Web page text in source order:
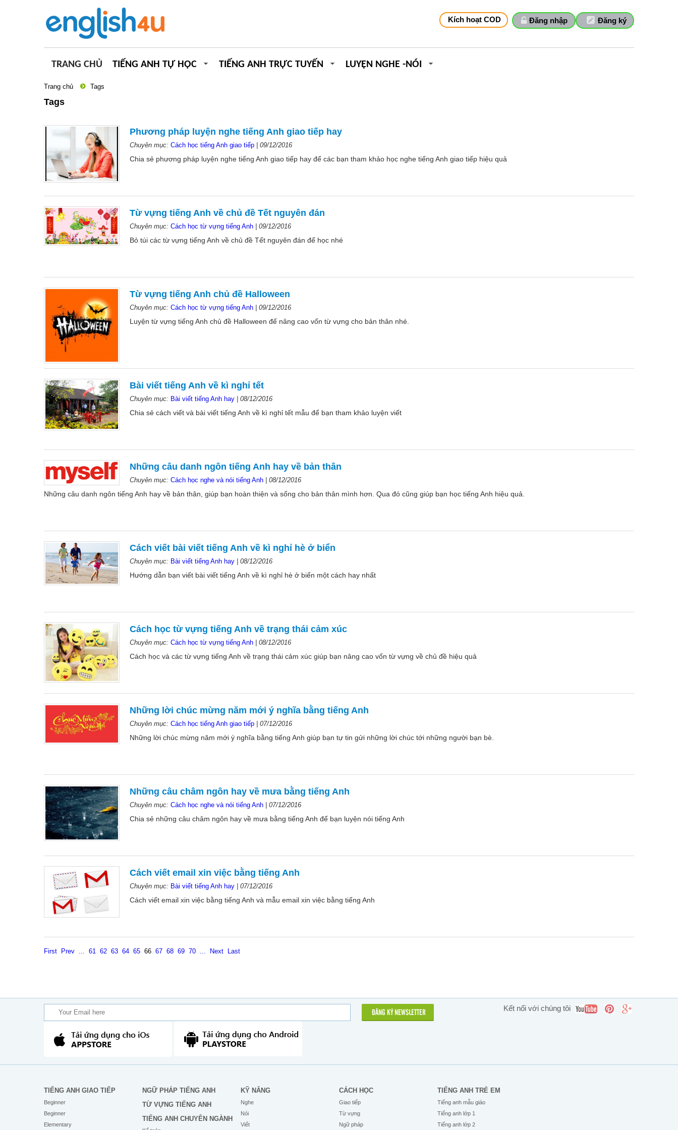
Đăng ký
Đăng nhập
Kích hoạt COD
TRANG CHỦ TIẾNG ANH TỰ HỌC TIẾNG ANH TRỰC TUYẾN LUYỆN NGHE -NÓI
Trang chủ Tags
Tags
Phương pháp luyện nghe tiếng Anh giao tiếp hay
Chuyên mục: Cách học tiếng Anh giao tiếp 09/12/2016
Chia sẻ phương pháp luyện nghe tiếng Anh giao tiếp hay để các bạn tham khảo học nghe tiếng Anh giao tiếp hiệu quả
Từ vựng tiếng Anh về chủ đề Tết nguyên đán
Chuyên mục: Cách học từ vựng tiếng Anh 09/12/2016
Bỏ túi các từ vựng tiếng Anh về chủ đề Tết nguyên đán để học nhé
Từ vựng tiếng Anh chủ đề Halloween
Chuyên mục: Cách học từ vựng tiếng Anh 09/12/2016
Luyện từ vựng tiếng Anh chủ đề Halloween để nâng cao vốn từ vựng cho bản thân nhé.
Bài viết tiếng Anh về kì nghỉ tết
Chuyên mục: Bài viết tiếng Anh hay 08/12/2016
Chia sẻ cách viết và bài viết tiếng Anh về kì nghỉ tết mẫu để bạn tham khảo luyện viết
Những câu danh ngôn tiếng Anh hay về bản thân
Chuyên mục: Cách học nghe và nói tiếng Anh 08/12/2016
Những câu danh ngôn tiếng Anh hay về bản thân, giúp bạn hoàn thiện và sống cho bản thân mình hơn. Qua đó cũng giúp bạn học tiếng Anh hiệu quả.
Cách viết bài viết tiếng Anh về kì nghỉ hè ở biển
Chuyên mục: Bài viết tiếng Anh hay 08/12/2016
Hướng dẫn bạn viết bài viết tiếng Anh về kì nghỉ hè ở biển một cách hay nhất
Cách học từ vựng tiếng Anh về trạng thái cảm xúc
Chuyên mục: Cách học từ vựng tiếng Anh 08/12/2016
Cách học và các từ vựng tiếng Anh về trạng thái cảm xúc giúp bạn nâng cao vốn từ vựng về chủ đề hiệu quả
Những lời chúc mừng năm mới ý nghĩa bằng tiếng Anh
Chuyên mục: Cách học tiếng Anh giao tiếp 07/12/2016
Những lời chúc mừng năm mới ý nghĩa bằng tiếng Anh giúp bạn tự tin gửi những lời chúc tới những người bạn bè.
Những câu châm ngôn hay về mưa bằng tiếng Anh
Chuyên mục: Cách học nghe và nói tiếng Anh 07/12/2016
Chia sẻ những câu châm ngôn hay về mưa bằng tiếng Anh để bạn luyện nói tiếng Anh
Cách viết email xin việc bằng tiếng Anh
Chuyên mục: Bài viết tiếng Anh hay 07/12/2016
Cách viết email xin việc bằng tiếng Anh và mẫu email xin việc bằng tiếng Anh
First Prev ... 61 62 63 64 65 66 67 68 69 70 ... Next Last
ĐĂNG KÝ NEWSLETTER
Kết nối với chúng tôi
TIẾNG ANH GIAO TIẾP
Beginner
Beginner
Elementary
NGỮ PHÁP TIẾNG ANH
TỪ VỰNG TIẾNG ANH
TIẾNG ANH CHUYÊN NGÀNH
KỸ NĂNG
Nghe
Nói
Viết
CÁCH HỌC
Giao tiếp
Từ vựng
Ngữ pháp
TIẾNG ANH TRẺ EM
Tiếng anh mẫu giáo
Tiếng anh lớp 1
Tiếng anh lớp 2